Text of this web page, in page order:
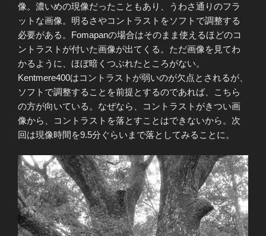
像。濃いめの現像だったこともあり、うわさ通りのフラ
ットな画像。明るさやコントラストをソフトで調整する
必要がある。Fomapanの場合はそのまま使えるほどのコ
ントラストが付いた画像が出てくる。ただ画像を見てわ
かるように、ほぼ暗くつぶれたところがない。
Kentmere400はコントラストが弱いのが欠点とされるが、
ソフトで調整することを前提とするのであれば、こちら
の方が向いている。なぜなら、コントラストがきつい画
像から、コントラストを落とすことはできないから。次
回は現像時間を9.5分ぐらいまで落としてみることに。